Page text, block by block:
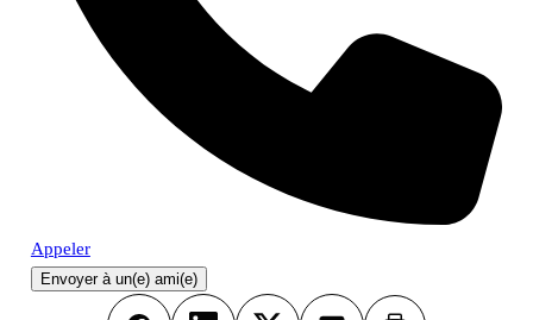
Appeler
Envoyer à un(e) ami(e)